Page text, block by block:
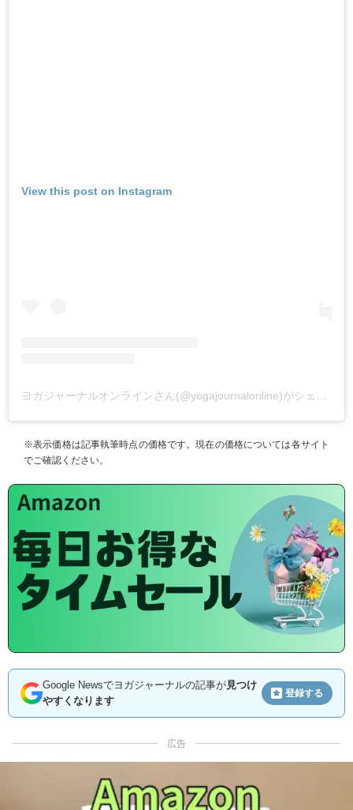
View this post on Instagram
ヨガジャーナルオンラインさん(@yogajournalonline)がシェアした投稿
※表示価格は記事執筆時点の価格です。現在の価格については各サイト
でご確認ください。
Google Newsでヨガジャーナルの記事が見つけ
やすくなります
登録する
広告